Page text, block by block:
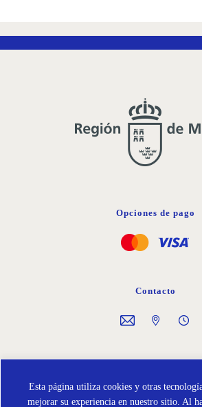
Esta página utiliza cookies y otras
mejorar su experiencia en nuestro sitio. Al
Opciones de pago
Contacto